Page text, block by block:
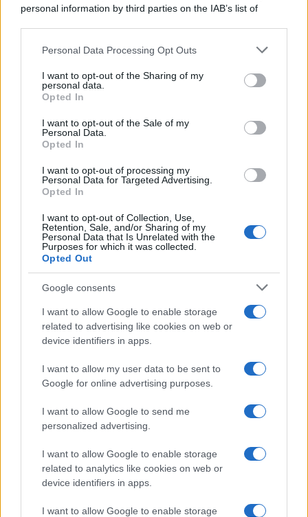
personal information by third parties on the IAB’s list of
This information may also be disclosed by us to third parties
disclose it to other third parties.
Please note that this website/app uses one or more Google
services and may gather and store information including but
not limited to your visit or usage behaviour. You may click to
grant or deny consent to Google and its third-party tags to
consent section.
Personal Data Processing Opt Outs
I want to opt-out of the Sharing of my
personal data.
Opted In
I want to opt-out of the Sale of my
Personal Data.
Opted In
I want to opt-out of processing my
Personal Data for Targeted Advertising.
Opted In
I want to opt-out of Collection, Use,
Retention, Sale, and/or Sharing of my
Personal Data that Is Unrelated with the
Purposes for which it was collected.
Opted Out
Google consents
I want to allow Google to enable storage
related to advertising like cookies on web or
device identifiers in apps.
I want to allow my user data to be sent to
Google for online advertising purposes.
I want to allow Google to send me
personalized advertising.
I want to allow Google to enable storage
related to analytics like cookies on web or
device identifiers in apps.
I want to allow Google to enable storage